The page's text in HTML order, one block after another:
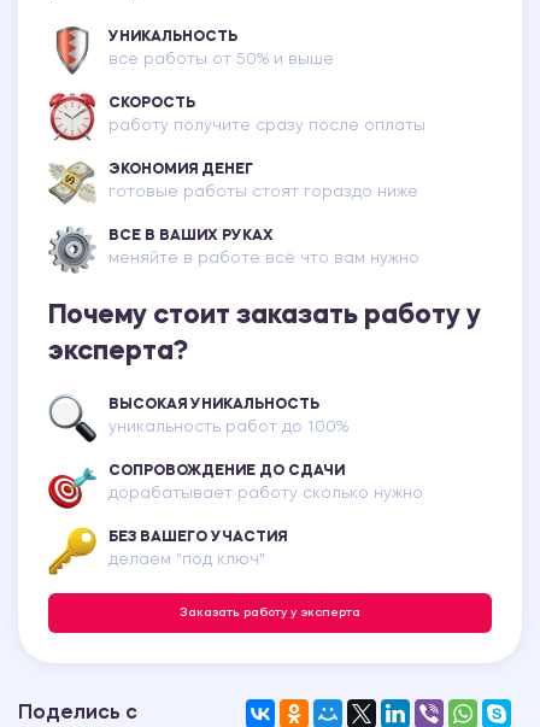
УНИКАЛЬНОСТЬ
все работы от 50% и выше
СКОРОСТЬ
работу получите сразу после оплаты
ЭКОНОМИЯ ДЕНЕГ
готовые работы стоят гораздо ниже
ВСЕ В ВАШИХ РУКАХ
меняйте в работе всё что вам нужно
Почему стоит заказать работу у
эксперта?
ВЫСОКАЯ УНИКАЛЬНОСТЬ
уникальность работ до 100%
СОПРОВОЖДЕНИЕ ДО СДАЧИ
дорабатывает работу сколько нужно
БЕЗ ВАШЕГО УЧАСТИЯ
делаем "под ключ"
Заказать работу у эксперта
Поделись с